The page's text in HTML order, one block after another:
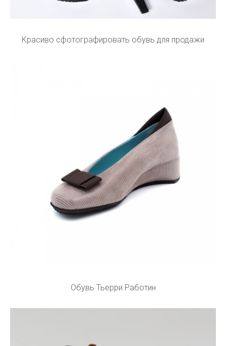
Красиво сфотографировать обувь для продажи
Обувь Тьерри Работин